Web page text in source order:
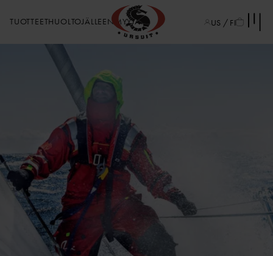
TUOTTEETHUOLTOJÄLLEENMYYJÄT US / FI